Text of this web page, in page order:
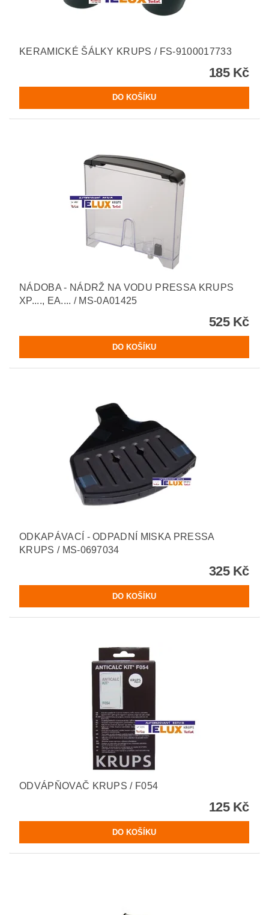
KERAMICKÉ ŠÁLKY KRUPS / FS-9100017733
185 Kč
NÁDOBA - NÁDRŽ NA VODU PRESSA KRUPS
XP...., EA.... / MS-0A01425
525 Kč
ODKAPÁVACÍ - ODPADNÍ MISKA PRESSA
KRUPS / MS-0697034
325 Kč
ODVÁPŇOVAČ KRUPS / F054
125 Kč